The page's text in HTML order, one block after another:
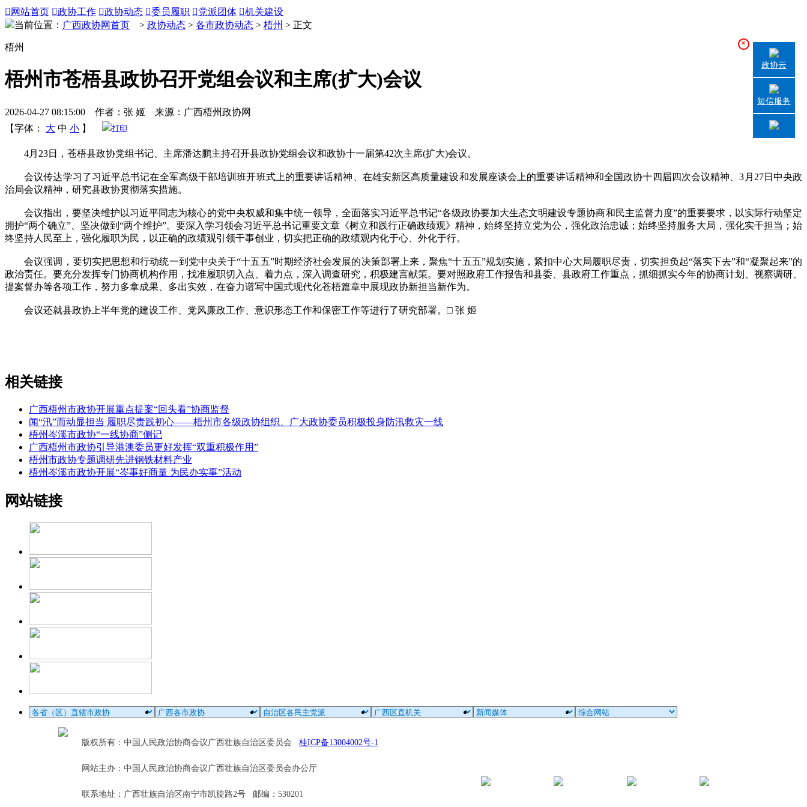
 网站首页 政协工作 政协动态 委员履职 党派团体 机关建设
当前位置： 广西政协网首页 > 政协动态 > 各市政协动态 > 梧州 > 正文
梧州
梧州市苍梧县政协召开党组会议和主席(扩大)会议
2026-04-27 08:15:00 作者：张 姬 来源：广西梧州政协网
【字体：
大 中 小 】 打印
4月23日，苍梧县政协党组书记、主席潘达鹏主持召开县政协党组会议和政协十一届第42次主席(扩大)会议。
会议传达学习了习近平总书记在全军高级干部培训班开班式上的重要讲话精神、在雄安新区高质量建设和发展座谈会上的重要讲话精神和全国政协十四届四次会议精神、3月27日中央政
治局会议精神，研究县政协贯彻落实措施。
会议指出，要坚决维护以习近平同志为核心的党中央权威和集中统一领导，全面落实习近平总书记“各级政协要加大生态文明建设专题协商和民主监督力度”的重要要求，以实际行动坚定
拥护“两个确立”、坚决做到“两个维护”。要深入学习领会习近平总书记重要文章《树立和践行正确政绩观》精神，始终坚持立党为公，强化政治忠诚；始终坚持服务大局，强化实干担当；始
终坚持人民至上，强化履职为民，以正确的政绩观引领干事创业，切实把正确的政绩观内化于心、外化于行。
会议强调，要切实把思想和行动统一到党中央关于“十五五”时期经济社会发展的决策部署上来，聚焦“十五五”规划实施，紧扣中心大局履职尽责，切实担负起“落实下去”和“凝聚起来”的
政治责任。要充分发挥专门协商机构作用，找准履职切入点、着力点，深入调查研究，积极建言献策。要对照政府工作报告和县委、县政府工作重点，抓细抓实今年的协商计划、视察调研、
提案督办等各项工作，努力多拿成果、多出实效，在奋力谱写中国式现代化苍梧篇章中展现政协新担当新作为。
会议还就县政协上半年党的建设工作、党风廉政工作、意识形态工作和保密工作等进行了研究部署。□ 张 姬
相关链接
广西梧州市政协开展重点提案“回头看”协商监督
闻“汛”而动显担当 履职尽责践初心——梧州市各级政协组织、广大政协委员积极投身防汛救灾一线
梧州岑溪市政协“一线协商”侧记
广西梧州市政协引导港澳委员更好发挥“双重积极作用”
梧州市政协专题调研先进钢铁材料产业
梧州岑溪市政协开展“岑事好商量 为民办实事”活动
网站链接
版权所有：中国人民政治协商会议广西壮族自治区委员会 桂ICP备13004002号-1
网站主办：中国人民政治协商会议广西壮族自治区委员会办公厅
联系地址：广西壮族自治区南宁市凯旋路2号 邮编：530201
×
政协云
短信服务